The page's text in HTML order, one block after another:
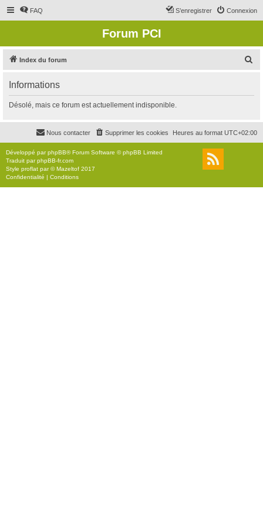
FAQ Connexion
S’enregistrer
Forum PCI
Index du forum
r
c
r
Informations
Désolé, mais ce forum est actuellement indisponible.
Heures au format UTC+02:00
Supprimer les cookies
Nous contacter
Développé parphpBB® Forum Software © phpBB Limited
Traduit parphpBB-fr.com
Style proflat par ©Mazeltof 2017
Confidentialité | Conditions